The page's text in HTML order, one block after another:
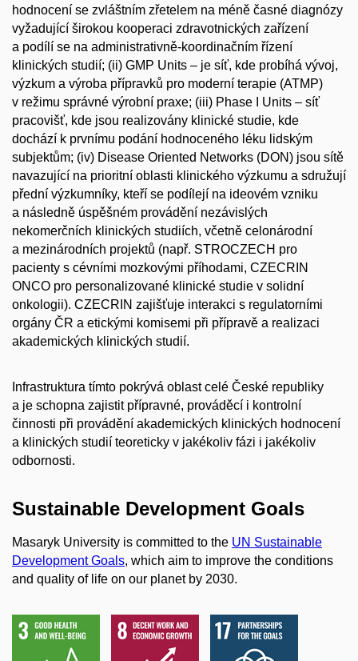
hodnocení se zvláštním zřetelem na méně časné diagnózy
vyžadující širokou kooperaci zdravotnických zařízení
a podílí se na administrativně-koordinačním řízení
klinických studií; (ii) GMP Units – je síť, kde probíhá vývoj,
výzkum a výroba přípravků pro moderní terapie (ATMP)
v režimu správné výrobní praxe; (iii) Phase I Units – síť
pracovišť, kde jsou realizovány klinické studie, kde
dochází k prvnímu podání hodnoceného léku lidským
subjektům; (iv) Disease Oriented Networks (DON) jsou sítě
navazující na prioritní oblasti klinického výzkumu a sdružují
přední výzkumníky, kteří se podílejí na ideovém vzniku
a následně úspěšném provádění nezávislých
nekomerčních klinických studiích, včetně celonárodní
a mezinárodních projektů (např. STROCZECH pro
pacienty s cévními mozkovými příhodami, CZECRIN
ONCO pro personalizované klinické studie v solidní
onkologii). CZECRIN zajišťuje interakci s regulatorními
orgány ČR a etickými komisemi při přípravě a realizaci
akademických klinických studií.
Infrastruktura tímto pokrývá oblast celé České republiky
a je schopna zajistit přípravné, prováděcí i kontrolní
činnosti při provádění akademických klinických hodnocení
a klinických studií teoreticky v jakékoliv fázi i jakékoliv
odbornosti.
Sustainable Development Goals
Masaryk University is committed to the UN Sustainable
Development Goals, which aim to improve the conditions
and quality of life on our planet by 2030.